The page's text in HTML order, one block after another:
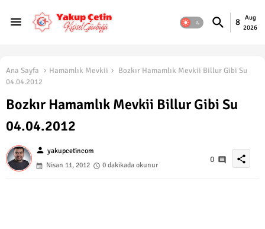
8
Aug
2026
Ana Sayfa Hamamlık Mevkii
Bozkır Hamamlık Mevkii Billur Gibi Su
04.04.2012
Bozkır Hamamlık Mevkii Billur Gibi Su
04.04.2012
person yakupcetincom
Nisan 11, 2012
0 dakikada okunur
0 share